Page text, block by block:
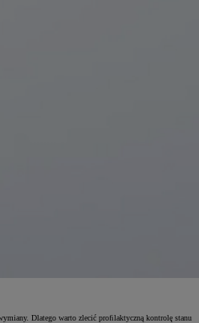
Dlatego warto zlecić proﬁlaktyczną kontrolę stanu